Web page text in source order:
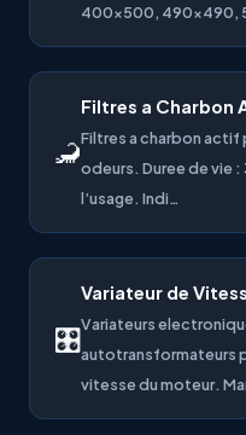
400×500, 490×490,
🦂
Filtres a Charbon
Filtres a charbon
odeurs. Duree de vie :
l’usage. Indi…
🎛
Variateur de
Variateurs
autotransformateurs
vitesse du moteur.